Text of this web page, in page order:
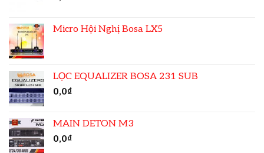
Micro Hội Nghị Bosa LX5
LỌC EQUALIZER BOSA 231 SUB
0,0₫
MAIN DETON M3
0,0₫